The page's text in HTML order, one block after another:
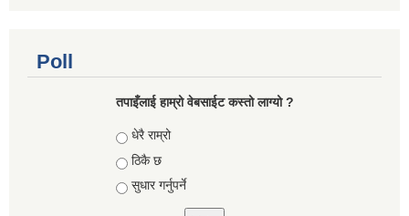
Poll
तपाइँलाई हाम्रो वेबसाईट कस्तो लाग्यो ?
Choices
धेरै राम्रो
ठिकै छ
सुधार गर्नुपर्ने